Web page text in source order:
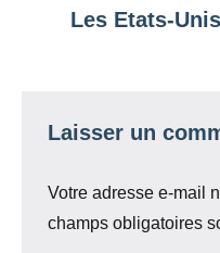
Les Etats-
Laisser un
Votre adresse e-mail
champs obligatoires